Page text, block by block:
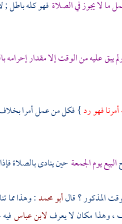
ما لا يجوز في الصلاةفهو كله باطل ;
يبق عليه من الوقت إلا مقدار
فهو رد} فكل من عمل أمرا بخلاف
البيع يوم الجمعةحين ينادى بالصلاة
المذكور ؟ قالأبو محمد: وهذا مما
، وهذا مكان لا يعرفلابن عباس